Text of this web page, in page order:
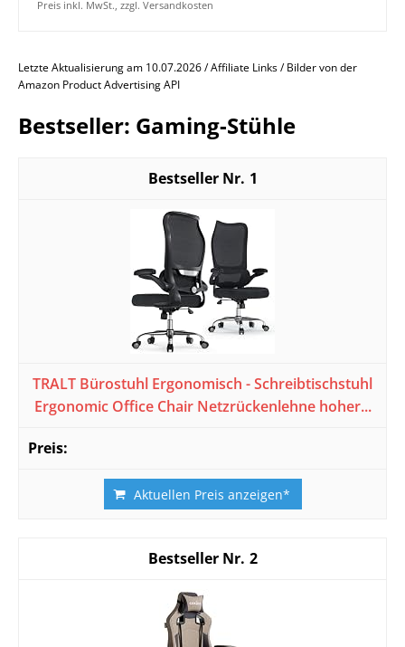
Preis inkl. MwSt., zzgl. Versandkosten
Letzte Aktualisierung am 10.07.2026 / Affiliate Links / Bilder von der
Amazon Product Advertising API
Bestseller: Gaming-Stühle
1
TRALT Bürostuhl Ergonomisch - Schreibtischstuhl
Ergonomic Office Chair Netzrückenlehne hoher...
Aktuellen Preis anzeigen*
2